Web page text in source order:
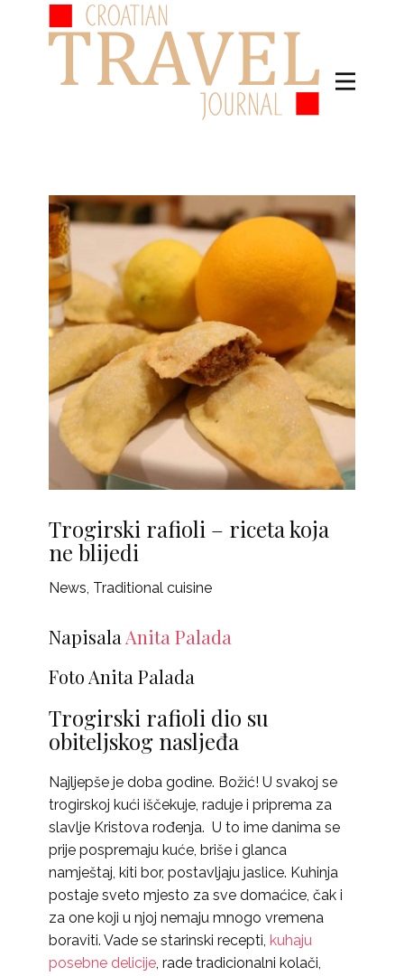
Trogirski rafioli – riceta koja
ne blijedi
News, Traditional cuisine
Napisala Anita Palada
Foto Anita Palada
Trogirski rafioli dio su
obiteljskog nasljeđa
Najljepše je doba godine. Božić! U svakoj se
trogirskoj kući iščekuje, raduje i priprema za
slavlje Kristova rođenja. U to ime danima se
prije pospremaju kuće, briše i glanca
namještaj, kiti bor, postavljaju jaslice. Kuhinja
postaje sveto mjesto za sve domaćice, čak i
za one koji u njoj nemaju mnogo vremena
boraviti. Vade se starinski recepti, kuhaju
posebne delicije, rade tradicionalni kolači,